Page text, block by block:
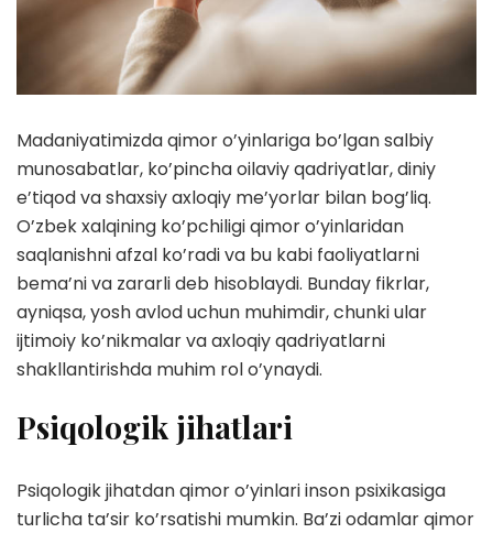
Madaniyatimizda qimor o’yinlariga bo’lgan salbiy
munosabatlar, ko’pincha oilaviy qadriyatlar, diniy
e’tiqod va shaxsiy axloqiy me’yorlar bilan bog’liq.
O’zbek xalqining ko’pchiligi qimor o’yinlaridan
saqlanishni afzal ko’radi va bu kabi faoliyatlarni
bema’ni va zararli deb hisoblaydi. Bunday fikrlar,
ayniqsa, yosh avlod uchun muhimdir, chunki ular
ijtimoiy ko’nikmalar va axloqiy qadriyatlarni
shakllantirishda muhim rol o’ynaydi.
Psiqologik jihatlari
Psiqologik jihatdan qimor o’yinlari inson psixikasiga
turlicha ta’sir ko’rsatishi mumkin. Ba’zi odamlar qimor